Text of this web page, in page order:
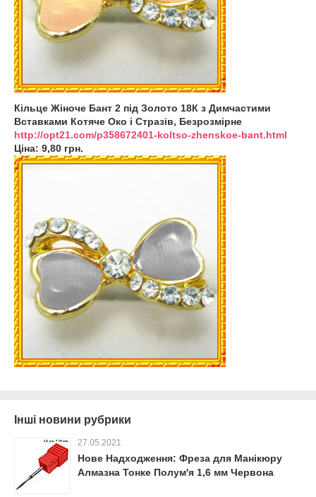
Кільце Жіноче Бант 2 під Золото 18К з Димчастими
Вставками Котяче Око і Стразів, Безрозмірне
http://opt21.com/p358672401-koltso-zhenskoe-bant.html
Ціна: 9,80 грн.
Інші новини рубрики
27.05.2021
Нове Надходження: Фреза для Манікюру
Алмазна Тонке Полум'я 1,6 мм Червона